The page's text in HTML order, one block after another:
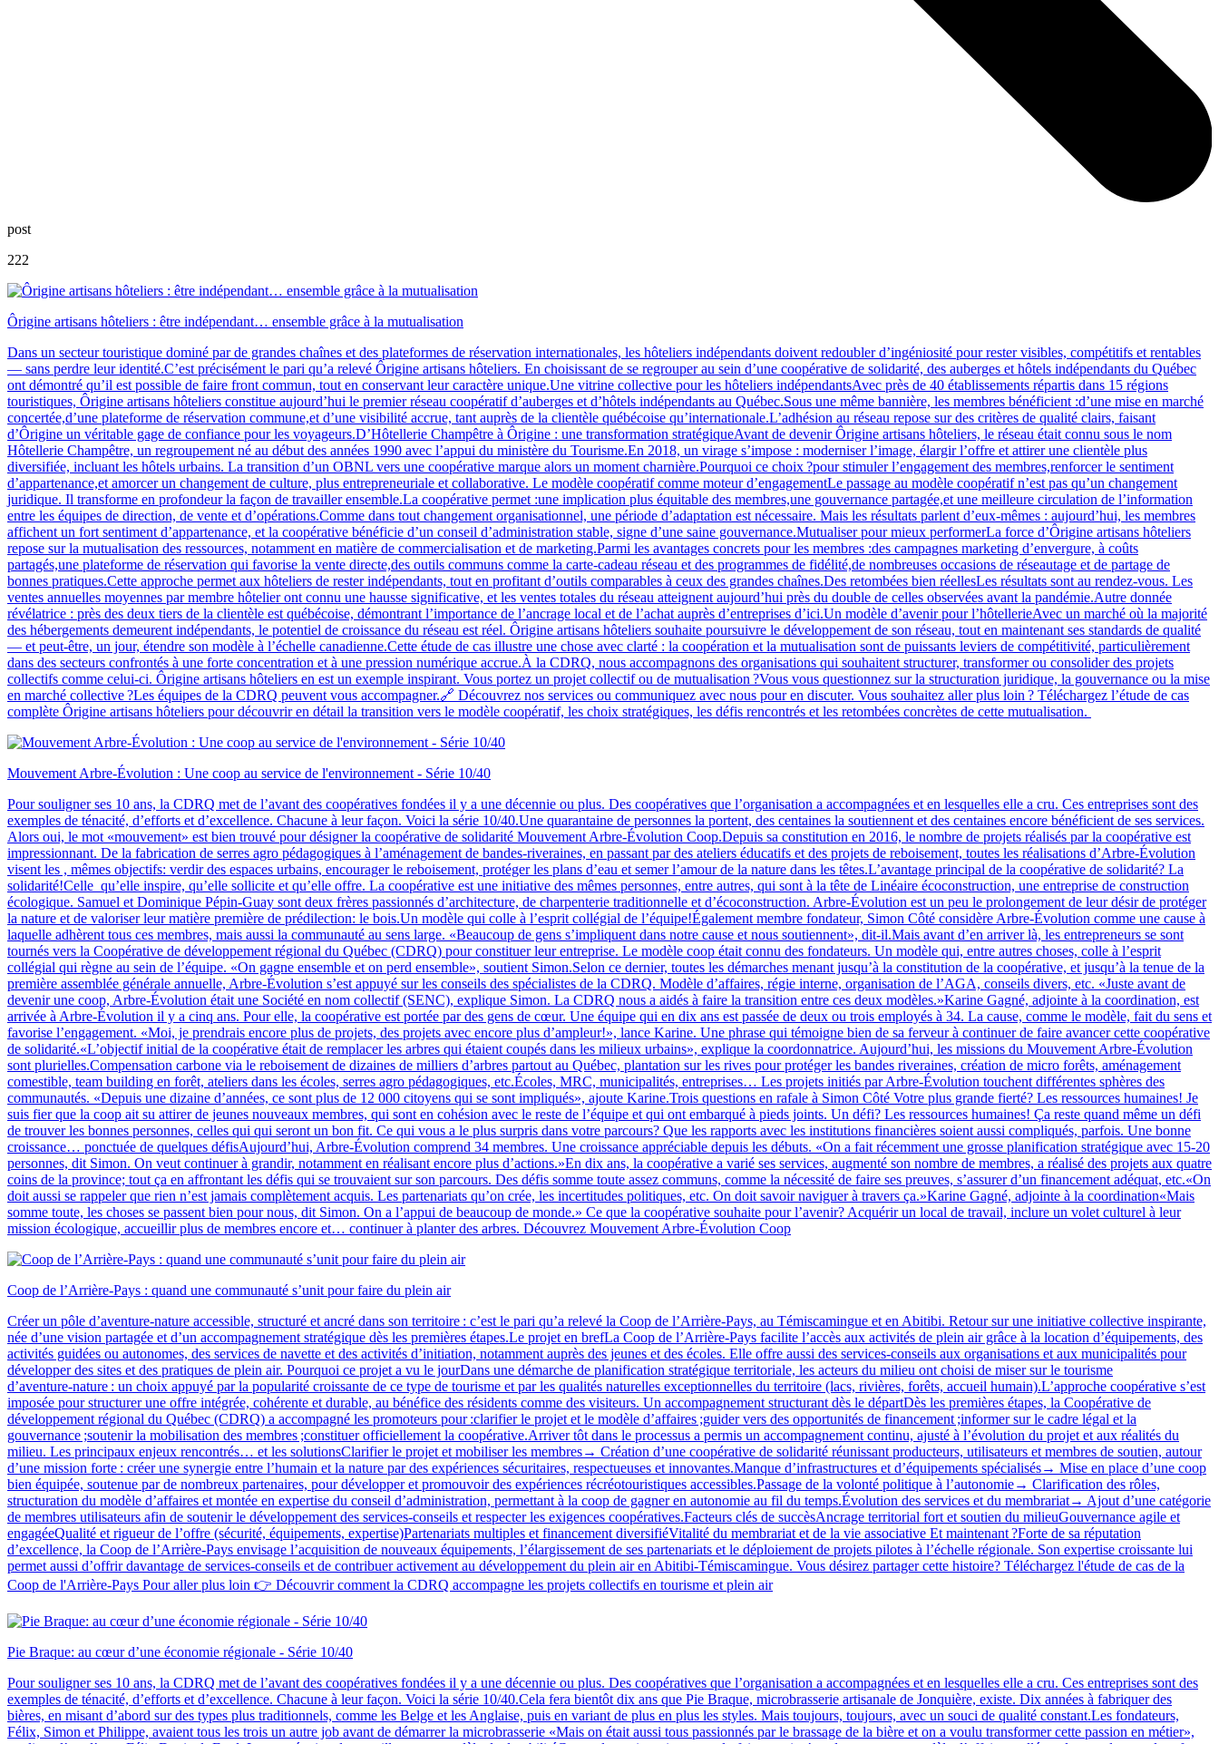
post
222
Ôrigine artisans hôteliers : être indépendant… ensemble grâce à la mutualisation
Dans un secteur touristique dominé par de grandes chaînes et des plateformes de réservation internationales, les hôteliers indépendants doivent redoubler d’ingéniosité pour rester visibles, compétitifs et rentables
— sans perdre leur identité.C’est précisément le pari qu’a relevé Ôrigine artisans hôteliers. En choisissant de se regrouper au sein d’une coopérative de solidarité, des auberges et hôtels indépendants du Québec
ont démontré qu’il est possible de faire front commun, tout en conservant leur caractère unique.Une vitrine collective pour les hôteliers indépendantsAvec près de 40 établissements répartis dans 15 régions
touristiques, Ôrigine artisans hôteliers constitue aujourd’hui le premier réseau coopératif d’auberges et d’hôtels indépendants au Québec.Sous une même bannière, les membres bénéficient :d’une mise en marché
concertée,d’une plateforme de réservation commune,et d’une visibilité accrue, tant auprès de la clientèle québécoise qu’internationale.L’adhésion au réseau repose sur des critères de qualité clairs, faisant
d’Ôrigine un véritable gage de confiance pour les voyageurs.D’Hôtellerie Champêtre à Ôrigine : une transformation stratégiqueAvant de devenir Ôrigine artisans hôteliers, le réseau était connu sous le nom
Hôtellerie Champêtre, un regroupement né au début des années 1990 avec l’appui du ministère du Tourisme.En 2018, un virage s’impose : moderniser l’image, élargir l’offre et attirer une clientèle plus
diversifiée, incluant les hôtels urbains. La transition d’un OBNL vers une coopérative marque alors un moment charnière.Pourquoi ce choix ?pour stimuler l’engagement des membres,renforcer le sentiment
d’appartenance,et amorcer un changement de culture, plus entrepreneuriale et collaborative. Le modèle coopératif comme moteur d’engagementLe passage au modèle coopératif n’est pas qu’un changement
juridique. Il transforme en profondeur la façon de travailler ensemble.La coopérative permet :une implication plus équitable des membres,une gouvernance partagée,et une meilleure circulation de l’information
entre les équipes de direction, de vente et d’opérations.Comme dans tout changement organisationnel, une période d’adaptation est nécessaire. Mais les résultats parlent d’eux-mêmes : aujourd’hui, les membres
affichent un fort sentiment d’appartenance, et la coopérative bénéficie d’un conseil d’administration stable, signe d’une saine gouvernance.Mutualiser pour mieux performerLa force d’Ôrigine artisans hôteliers
repose sur la mutualisation des ressources, notamment en matière de commercialisation et de marketing.Parmi les avantages concrets pour les membres :des campagnes marketing d’envergure, à coûts
partagés,une plateforme de réservation qui favorise la vente directe,des outils communs comme la carte-cadeau réseau et des programmes de fidélité,de nombreuses occasions de réseautage et de partage de
bonnes pratiques.Cette approche permet aux hôteliers de rester indépendants, tout en profitant d’outils comparables à ceux des grandes chaînes.Des retombées bien réellesLes résultats sont au rendez-vous. Les
ventes annuelles moyennes par membre hôtelier ont connu une hausse significative, et les ventes totales du réseau atteignent aujourd’hui près du double de celles observées avant la pandémie.Autre donnée
révélatrice : près des deux tiers de la clientèle est québécoise, démontrant l’importance de l’ancrage local et de l’achat auprès d’entreprises d’ici.Un modèle d’avenir pour l’hôtellerieAvec un marché où la majorité
des hébergements demeurent indépendants, le potentiel de croissance du réseau est réel. Ôrigine artisans hôteliers souhaite poursuivre le développement de son réseau, tout en maintenant ses standards de qualité
— et peut-être, un jour, étendre son modèle à l’échelle canadienne.Cette étude de cas illustre une chose avec clarté : la coopération et la mutualisation sont de puissants leviers de compétitivité, particulièrement
dans des secteurs confrontés à une forte concentration et à une pression numérique accrue.À la CDRQ, nous accompagnons des organisations qui souhaitent structurer, transformer ou consolider des projets
collectifs comme celui-ci. Ôrigine artisans hôteliers en est un exemple inspirant. Vous portez un projet collectif ou de mutualisation ?Vous vous questionnez sur la structuration juridique, la gouvernance ou la mise
en marché collective ?Les équipes de la CDRQ peuvent vous accompagner.🔗 Découvrez nos services ou communiquez avec nous pour en discuter. Vous souhaitez aller plus loin ? Téléchargez l’étude de cas
complète Ôrigine artisans hôteliers pour découvrir en détail la transition vers le modèle coopératif, les choix stratégiques, les défis rencontrés et les retombées concrètes de cette mutualisation.
Mouvement Arbre-Évolution : Une coop au service de l'environnement - Série 10/40
Pour souligner ses 10 ans, la CDRQ met de l’avant des coopératives fondées il y a une décennie ou plus. Des coopératives que l’organisation a accompagnées et en lesquelles elle a cru. Ces entreprises sont des
exemples de ténacité, d’efforts et d’excellence. Chacune à leur façon. Voici la série 10/40.Une quarantaine de personnes la portent, des centaines la soutiennent et des centaines encore bénéficient de ses services.
Alors oui, le mot «mouvement» est bien trouvé pour désigner la coopérative de solidarité Mouvement Arbre-Évolution Coop.Depuis sa constitution en 2016, le nombre de projets réalisés par la coopérative est
impressionnant. De la fabrication de serres agro pédagogiques à l’aménagement de bandes-riveraines, en passant par des ateliers éducatifs et des projets de reboisement, toutes les réalisations d’Arbre-Évolution
visent les , mêmes objectifs: verdir des espaces urbains, encourager le reboisement, protéger les plans d’eau et semer l’amour de la nature dans les têtes.L’avantage principal de la coopérative de solidarité? La
solidarité!Celle qu’elle inspire, qu’elle sollicite et qu’elle offre. La coopérative est une initiative des mêmes personnes, entre autres, qui sont à la tête de Linéaire écoconstruction, une entreprise de construction
écologique. Samuel et Dominique Pépin-Guay sont deux frères passionnés d’architecture, de charpenterie traditionnelle et d’écoconstruction. Arbre-Évolution est un peu le prolongement de leur désir de protéger
la nature et de valoriser leur matière première de prédilection: le bois.Un modèle qui colle à l’esprit collégial de l’équipe!Également membre fondateur, Simon Côté considère Arbre-Évolution comme une cause à
laquelle adhèrent tous ces membres, mais aussi la communauté au sens large. «Beaucoup de gens s’impliquent dans notre cause et nous soutiennent», dit-il.Mais avant d’en arriver là, les entrepreneurs se sont
tournés vers la Coopérative de développement régional du Québec (CDRQ) pour constituer leur entreprise. Le modèle coop était connu des fondateurs. Un modèle qui, entre autres choses, colle à l’esprit
collégial qui règne au sein de l’équipe. «On gagne ensemble et on perd ensemble», soutient Simon.Selon ce dernier, toutes les démarches menant jusqu’à la constitution de la coopérative, et jusqu’à la tenue de la
première assemblée générale annuelle, Arbre-Évolution s’est appuyé sur les conseils des spécialistes de la CDRQ. Modèle d’affaires, régie interne, organisation de l’AGA, conseils divers, etc. «Juste avant de
devenir une coop, Arbre-Évolution était une Société en nom collectif (SENC), explique Simon. La CDRQ nous a aidés à faire la transition entre ces deux modèles.»Karine Gagné, adjointe à la coordination, est
arrivée à Arbre-Évolution il y a cinq ans. Pour elle, la coopérative est portée par des gens de cœur. Une équipe qui en dix ans est passée de deux ou trois employés à 34. La cause, comme le modèle, fait du sens et
favorise l’engagement. «Moi, je prendrais encore plus de projets, des projets avec encore plus d’ampleur!», lance Karine. Une phrase qui témoigne bien de sa ferveur à continuer de faire avancer cette coopérative
de solidarité.«L’objectif initial de la coopérative était de remplacer les arbres qui étaient coupés dans les milieux urbains», explique la coordonnatrice. Aujourd’hui, les missions du Mouvement Arbre-Évolution
sont plurielles.Compensation carbone via le reboisement de dizaines de milliers d’arbres partout au Québec, plantation sur les rives pour protéger les bandes riveraines, création de micro forêts, aménagement
comestible, team building en forêt, ateliers dans les écoles, serres agro pédagogiques, etc.Écoles, MRC, municipalités, entreprises… Les projets initiés par Arbre-Évolution touchent différentes sphères des
communautés. «Depuis une dizaine d’années, ce sont plus de 12 000 citoyens qui se sont impliqués», ajoute Karine.Trois questions en rafale à Simon Côté Votre plus grande fierté? Les ressources humaines! Je
suis fier que la coop ait su attirer de jeunes nouveaux membres, qui sont en cohésion avec le reste de l’équipe et qui ont embarqué à pieds joints. Un défi? Les ressources humaines! Ça reste quand même un défi
de trouver les bonnes personnes, celles qui qui seront un bon fit. Ce qui vous a le plus surpris dans votre parcours? Que les rapports avec les institutions financières soient aussi compliqués, parfois. Une bonne
croissance… ponctuée de quelques défisAujourd’hui, Arbre-Évolution comprend 34 membres. Une croissance appréciable depuis les débuts. «On a fait récemment une grosse planification stratégique avec 15-20
personnes, dit Simon. On veut continuer à grandir, notamment en réalisant encore plus d’actions.»En dix ans, la coopérative a varié ses services, augmenté son nombre de membres, a réalisé des projets aux quatre
coins de la province; tout ça en affrontant les défis qui se trouvaient sur son parcours. Des défis somme toute assez communs, comme la nécessité de faire ses preuves, s’assurer d’un financement adéquat, etc.«On
doit aussi se rappeler que rien n’est jamais complètement acquis. Les partenariats qu’on crée, les incertitudes politiques, etc. On doit savoir naviguer à travers ça.»Karine Gagné, adjointe à la coordination«Mais
somme toute, les choses se passent bien pour nous, dit Simon. On a l’appui de beaucoup de monde.» Ce que la coopérative souhaite pour l’avenir? Acquérir un local de travail, inclure un volet culturel à leur
mission écologique, accueillir plus de membres encore et… continuer à planter des arbres. Découvrez Mouvement Arbre-Évolution Coop
Coop de l’Arrière-Pays : quand une communauté s’unit pour faire du plein air
Créer un pôle d’aventure-nature accessible, structuré et ancré dans son territoire : c’est le pari qu’a relevé la Coop de l’Arrière-Pays, au Témiscamingue et en Abitibi. Retour sur une initiative collective inspirante,
née d’une vision partagée et d’un accompagnement stratégique dès les premières étapes.Le projet en brefLa Coop de l’Arrière-Pays facilite l’accès aux activités de plein air grâce à la location d’équipements, des
activités guidées ou autonomes, des services de navette et des activités d’initiation, notamment auprès des jeunes et des écoles. Elle offre aussi des services‑conseils aux organisations et aux municipalités pour
développer des sites et des pratiques de plein air. Pourquoi ce projet a vu le jourDans une démarche de planification stratégique territoriale, les acteurs du milieu ont choisi de miser sur le tourisme
d’aventure‑nature : un choix appuyé par la popularité croissante de ce type de tourisme et par les qualités naturelles exceptionnelles du territoire (lacs, rivières, forêts, accueil humain).L’approche coopérative s’est
imposée pour structurer une offre intégrée, cohérente et durable, au bénéfice des résidents comme des visiteurs. Un accompagnement structurant dès le départDès les premières étapes, la Coopérative de
développement régional du Québec (CDRQ) a accompagné les promoteurs pour :clarifier le projet et le modèle d’affaires ;guider vers des opportunités de financement ;informer sur le cadre légal et la
gouvernance ;soutenir la mobilisation des membres ;constituer officiellement la coopérative.Arriver tôt dans le processus a permis un accompagnement continu, ajusté à l’évolution du projet et aux réalités du
milieu. Les principaux enjeux rencontrés… et les solutionsClarifier le projet et mobiliser les membres→ Création d’une coopérative de solidarité réunissant producteurs, utilisateurs et membres de soutien, autour
d’une mission forte : créer une synergie entre l’humain et la nature par des expériences sécuritaires, respectueuses et innovantes.Manque d’infrastructures et d’équipements spécialisés→ Mise en place d’une coop
bien équipée, soutenue par de nombreux partenaires, pour développer et promouvoir des expériences récréotouristiques accessibles.Passage de la volonté politique à l’autonomie→ Clarification des rôles,
structuration du modèle d’affaires et montée en expertise du conseil d’administration, permettant à la coop de gagner en autonomie au fil du temps.Évolution des services et du membrariat→ Ajout d’une catégorie
de membres utilisateurs afin de soutenir le développement des services‑conseils et respecter les exigences coopératives.Facteurs clés de succèsAncrage territorial fort et soutien du milieuGouvernance agile et
engagéeQualité et rigueur de l’offre (sécurité, équipements, expertise)Partenariats multiples et financement diversifiéVitalité du membrariat et de la vie associative Et maintenant ?Forte de sa réputation
d’excellence, la Coop de l’Arrière-Pays envisage l’acquisition de nouveaux équipements, l’élargissement de ses partenariats et le déploiement de projets pilotes à l’échelle régionale. Son expertise croissante lui
permet aussi d’offrir davantage de services‑conseils et de contribuer activement au développement du plein air en Abitibi‑Témiscamingue. Vous désirez partager cette histoire? Téléchargez l'étude de cas de la
Coop de l'Arrière-Pays Pour aller plus loin 👉 Découvrir comment la CDRQ accompagne les projets collectifs en tourisme et plein air
Pie Braque: au cœur d’une économie régionale - Série 10/40
Pour souligner ses 10 ans, la CDRQ met de l’avant des coopératives fondées il y a une décennie ou plus. Des coopératives que l’organisation a accompagnées et en lesquelles elle a cru. Ces entreprises sont des
exemples de ténacité, d’efforts et d’excellence. Chacune à leur façon. Voici la série 10/40.Cela fera bientôt dix ans que Pie Braque, microbrasserie artisanale de Jonquière, existe. Dix années à fabriquer des
bières, en misant d’abord sur des types plus traditionnels, comme les Belge et les Anglaise, puis en variant de plus en plus les styles. Mais toujours, toujours, avec un souci de qualité constant.Les fondateurs,
Félix, Simon et Philippe, avaient tous les trois un autre job avant de démarrer la microbrasserie «Mais on était aussi tous passionnés par le brassage de la bière et on a voulu transformer cette passion en métier»,